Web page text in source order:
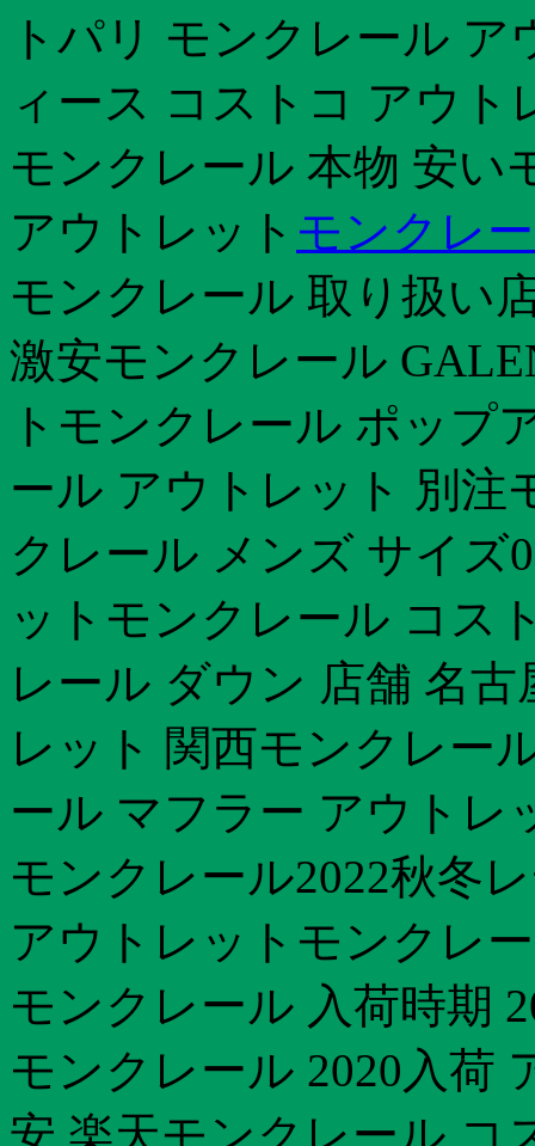
トパリ モンクレール
ィース コストコ アウト
モンクレール 本物 安い
アウトレット モンクレ
モンクレール 取り扱い
激安モンクレール
トモンクレール ポップ
ール アウトレット 別注
クレール メンズ サイズ
ットモンクレール コス
レール ダウン 店舗 名
レット 関西モンクレー
ール マフラー アウトレ
モンクレール2022秋冬
アウトレットモンクレ
モンクレール 入荷時期
モンクレール 2020入荷
安 楽天モンクレール コ